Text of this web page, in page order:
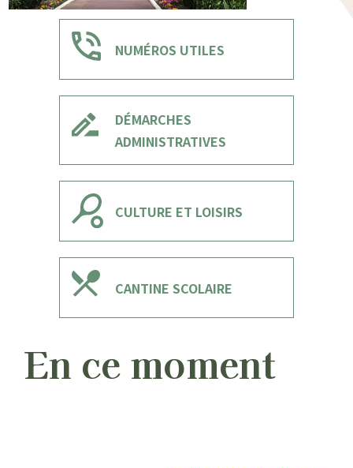
NUMÉROS UTILES
DÉMARCHES
ADMINISTRATIVES
CULTURE ET LOISIRS
CANTINE SCOLAIRE
En ce moment